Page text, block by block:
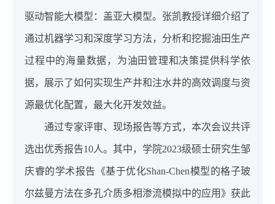
驱动智能大模型：盖亚大模型。张凯教授详细介绍了
通过机器学习和深度学习方法，分析和挖掘油田生产
过程中的海量数据，为油田管理和决策提供科学依
据，展示了如何实现生产井和注水井的高效调度与资
源最优化配置，最大化开发效益。
通过专家评审、现场报告等方式，本次会议共评
选出优秀报告10人。其中，学院2023级硕士研究生邹
庆睿的学术报告《基于优化Shan-Chen模型的格子玻
尔兹曼方法在多孔介质多相渗流模拟中的应用》获此